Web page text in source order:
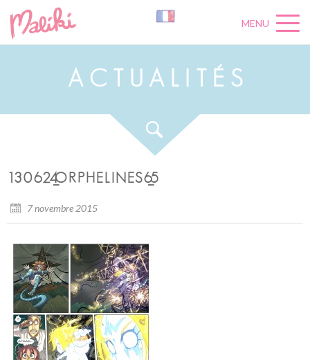
MENU
A C U A L É S
130624_ORPHELINES6_5
7 novembre 2015